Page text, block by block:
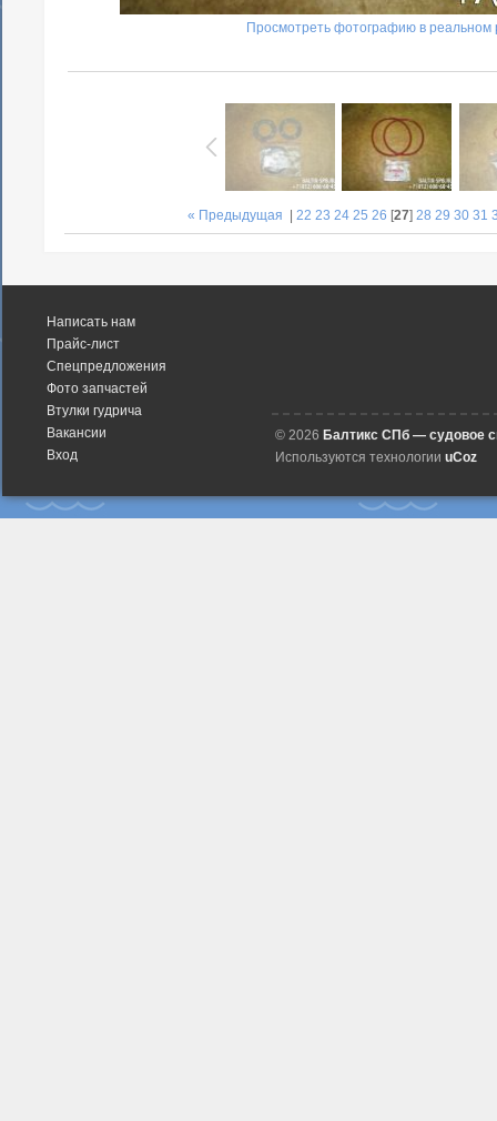
Просмотреть фотографию в реальном
« Предыдущая 22 23 24 25 26 [27] 28 29 30 31
Написать нам
Прайс-лист
Спецпредложения
Фото запчастей
Втулки гудрича
Вакансии
Вход
© 2026 Балтикс СПб — судовое
Используются технологии uCoz